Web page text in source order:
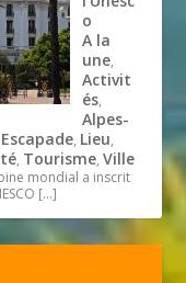
o
A la
une,
Activit
és,
Alpes-
Escapade, Lieu,
, Tourisme,Ville
mondial a inscrit
[…]